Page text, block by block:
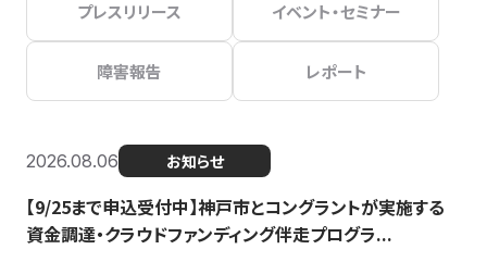
プレスリリース イベント・セミナー
障害報告 レポート
2026.08.06 お知らせ
【9/25まで申込受付中】神戸市とコングラントが実施する
資金調達・クラウドファンディング伴走プログラ...